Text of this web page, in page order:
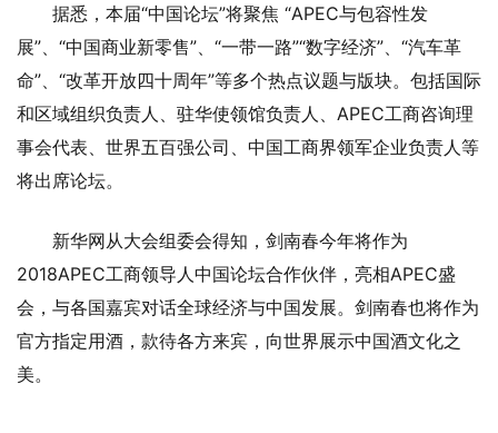
据悉，本届“中国论坛”将聚焦 “APEC与包容性发
展”、“中国商业新零售”、“一带一路”“数字经济”、“汽车革
命”、“改革开放四十周年”等多个热点议题与版块。包括国际
和区域组织负责人、驻华使领馆负责人、APEC工商咨询理
事会代表、世界五百强公司、中国工商界领军企业负责人等
将出席论坛。
新华网从大会组委会得知，剑南春今年将作为
2018APEC工商领导人中国论坛合作伙伴，亮相APEC盛
会，与各国嘉宾对话全球经济与中国发展。剑南春也将作为
官方指定用酒，款待各方来宾，向世界展示中国酒文化之
美。